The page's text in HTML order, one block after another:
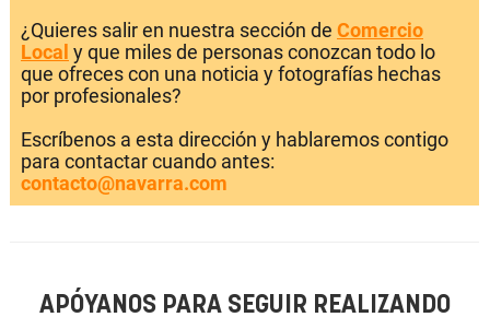
¿Quieres salir en nuestra sección de Comercio
Local y que miles de personas conozcan todo lo
que ofreces con una noticia y fotografías hechas
por profesionales?
Escríbenos a esta dirección y hablaremos contigo
para contactar cuando antes:
contacto@navarra.com
APÓYANOS PARA SEGUIR REALIZANDO